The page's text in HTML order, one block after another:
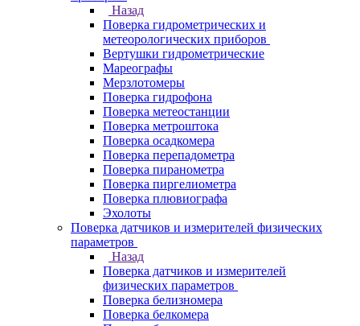
Назад
Поверка гидрометрических и
метеорологических приборов
Вертушки гидрометрические
Мареографы
Мерзлотомеры
Поверка гидрофона
Поверка метеостанции
Поверка метроштока
Поверка осадкомера
Поверка перепадометра
Поверка пиранометра
Поверка пиргелиометра
Поверка плювиографа
Эхолоты
Поверка датчиков и измерителей физических
параметров
Назад
Поверка датчиков и измерителей
физических параметров
Поверка белизномера
Поверка белкомера